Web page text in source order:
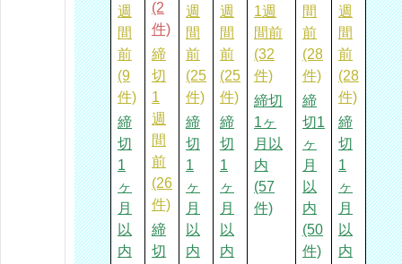
週
間
前
(9
件)
締
切
1
ヶ
月
以
内
(2
件)
締
切
1
週
間
前
(26
件)
締
切
週
間
前
(25
件)
締
切
1
ヶ
月
以
内
週
間
前
(25
件)
締
切
1
ヶ
月
以
内
1週
間前
(32
件)
締切
1ヶ
月以
内
(57
件)
間
前
(28
件)
締
切1
ヶ
月
以
内
(50
件)
週
間
前
(28
件)
締
切
1
ヶ
月
以
内